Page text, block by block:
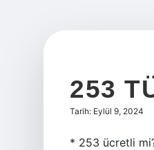
253
Tarih: Eylül 9, 2024
* 253 ücretli